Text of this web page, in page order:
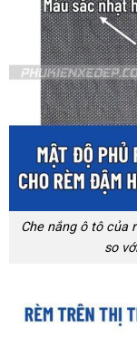
Che nắng ô tô của
so